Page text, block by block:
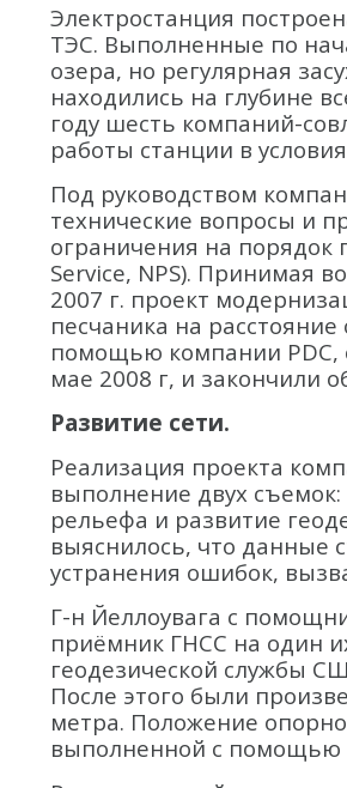
Электростанция
ТЭС. Выполненные по
озера, но регулярная
находились на глубине
году шесть компаний-
работы станции в
Под руководством
технические вопросы и
ограничения на
Service, NPS). Принимая
2007 г. проект
песчаника на
помощью компании PDC,
мае 2008 г, и закончили
Развитие сети.
Реализация проекта
выполнение двух
рельефа и развитие
выяснилось, что данные
устранения ошибок,
Г-н Йеллоувага с
приёмник ГНСС на один
геодезической службы
После этого были
метра. Положение
выполненной с помощью